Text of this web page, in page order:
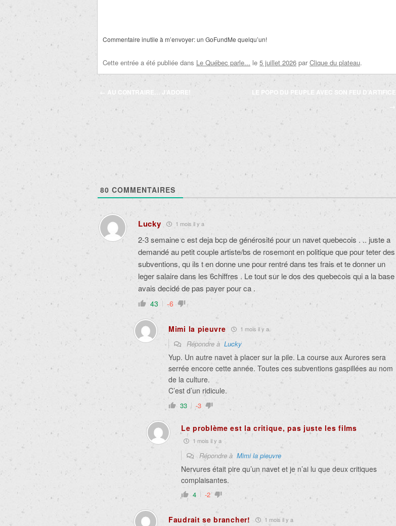
Commentaire inutile à m’envoyer: un GoFundMe quelqu’un!
Cette entrée a été publiée dans Le Québec parle... le 5 juillet 2026 par Clique du plateau.
Navigation
← AU CONTRAIRE… J’ADORE!
LE POPO DU PEUPLE AVEC SON FEU D’ARTIFICE!
→
80 COMMENTAIRES
Lucky 1 mois il y a
2-3 semaine c est deja bcp de générosité pour un navet quebecois . .. juste a
demandé au petit couple artiste/bs de rosemont en politique que pour teter des
subventions, qu ils t en donne une pour rentré dans tes frais et te donner un
leger salaire dans les 6chiffres . Le tout sur le dos des quebecois qui a la base
avais decidé de pas payer pour ca .
43 -6
Mimi la pieuvre 1 mois il y a
Répondre à Lucky
Yup. Un autre navet à placer sur la pile. La course aux Aurores sera
serrée encore cette année. Toutes ces subventions gaspillées au nom
de la culture.
C’est d’un ridicule.
33 -3
Le problème est la critique, pas juste les films
1 mois il y a
Répondre à Mimi la pieuvre
Nervures était pire qu’un navet et je n’ai lu que deux critiques
complaisantes.
4 -2
Faudrait se brancher! 1 mois il y a